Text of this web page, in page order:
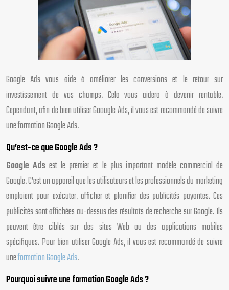
Google Ads vous aide à améliorer les conversions et le retour sur
investissement de vos champs. Cela vous aidera à devenir rentable.
Cependant, afin de bien utiliser Goougle Ads, il vous est recommandé de suivre
une formation Google Ads.
Qu’est-ce que Google Ads ?
Google Ads est le premier et le plus important modèle commercial de
Google. C’est un appareil que les utilisateurs et les professionnels du marketing
emploient pour exécuter, afficher et planifier des publicités payantes. Ces
publicités sont affichées au-dessus des résultats de recherche sur Google. Ils
peuvent être ciblés sur des sites Web ou des applications mobiles
spécifiques. Pour bien utiliser Google Ads, il vous est recommandé de suivre
uneformation Google Ads.
Pourquoi suivre une formation Google Ads ?